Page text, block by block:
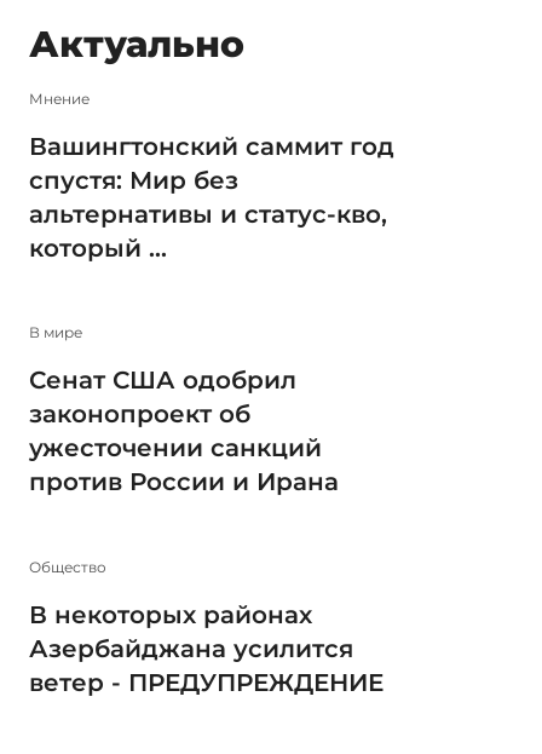
Актуально
Мнение
Вашингтонский саммит год
спустя: Мир без
альтернативы и статус-кво,
который ...
В мире
Сенат США одобрил
законопроект об
ужесточении санкций
против России и Ирана
Общество
В некоторых районах
Азербайджана усилится
ветер - ПРЕДУПРЕЖДЕНИЕ